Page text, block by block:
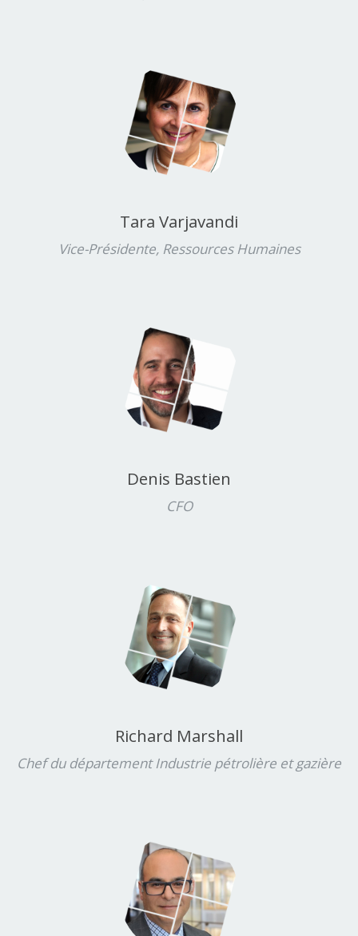
Tara Varjavandi
Vice-Présidente, Ressources Humaines
Denis Bastien
CFO
Richard Marshall
Chef du département Industrie pétrolière et gazière